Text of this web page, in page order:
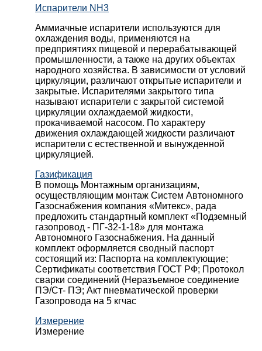
Испарители NH3
Аммиачные испарители используются для
охлаждения воды, применяются на
предприятиях пищевой и перерабатывающей
промышленности, а также на других объектах
народного хозяйства. В зависимости от условий
циркуляции, различают открытые испарители и
закрытые. Испарителями закрытого типа
называют испарители с закрытой системой
циркуляции охлаждаемой жидкости,
прокачиваемой насосом. По характеру
движения охлаждающей жидкости различают
испарители с естественной и вынужденной
циркуляцией.
Газификация
В помощь Монтажным организациям,
осуществляющим монтаж Систем Автономного
Газоснабжения компания «Митекс», рада
предложить стандартный комплект «Подземный
газопровод - ПГ-32-1-18» для монтажа
Автономного Газоснабжения. На данный
комплект оформляется сводный паспорт
состоящий из: Паспорта на комплектующие;
Сертификаты соответствия ГОСТ РФ; Протокол
сварки соединений (Неразъемное соединение
ПЭ/Ст- ПЭ; Акт пневматической проверки
Газопровода на 5 кгчас
Измерение
Измерение